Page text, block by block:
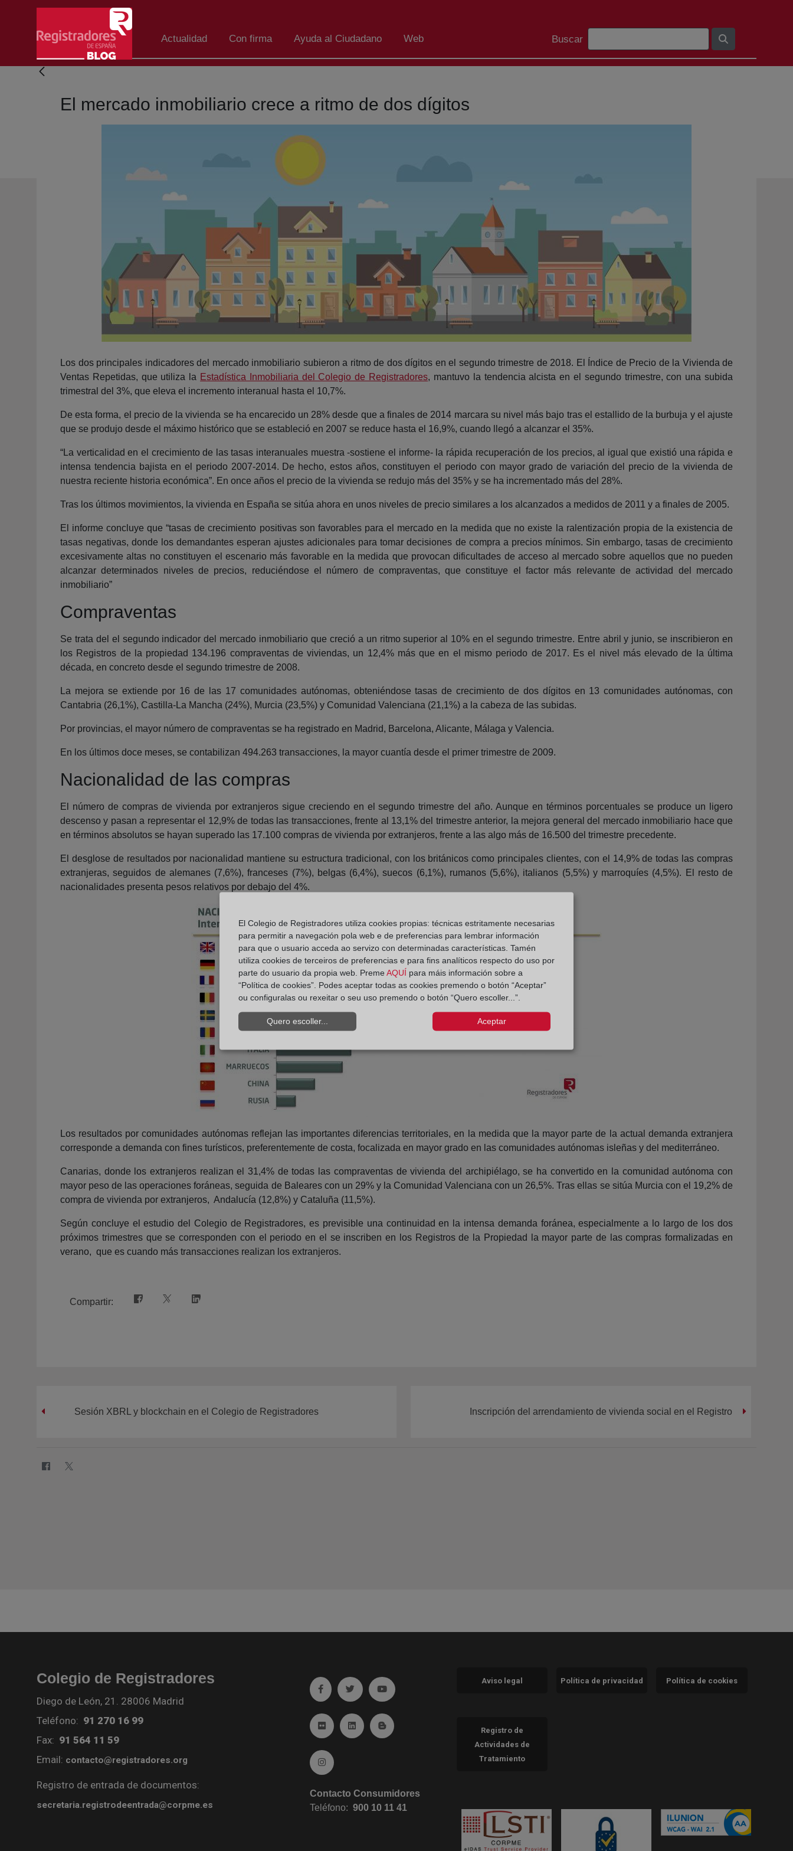
Skip to Main Content
Actualidad Con firma Ayuda al Ciudadano Web
Barra de busca
Buscar
El mercado inmobiliario crece a ritmo de dos dígitos
Los dos principales indicadores del mercado inmobiliario subieron a ritmo de dos dígitos en el segundo trimestre de 2018. El Índice de Precio de la Vivienda de
Ventas Repetidas, que utiliza la Estadística Inmobiliaria del Colegio de Registradores, mantuvo la tendencia alcista en el segundo trimestre, con una subida
trimestral del 3%, que eleva el incremento interanual hasta el 10,7%.
De esta forma, el precio de la vivienda se ha encarecido un 28% desde que a finales de 2014 marcara su nivel más bajo tras el estallido de la burbuja y el ajuste
que se produjo desde el máximo histórico que se estableció en 2007 se reduce hasta el 16,9%, cuando llegó a alcanzar el 35%.
“La verticalidad en el crecimiento de las tasas interanuales muestra -sostiene el informe- la rápida recuperación de los precios, al igual que existió una rápida e
intensa tendencia bajista en el periodo 2007-2014. De hecho, estos años, constituyen el periodo con mayor grado de variación del precio de la vivienda de
nuestra reciente historia económica”. En once años el precio de la vivienda se redujo más del 35% y se ha incrementado más del 28%.
Tras los últimos movimientos, la vivienda en España se sitúa ahora en unos niveles de precio similares a los alcanzados a medidos de 2011 y a finales de 2005.
El informe concluye que “tasas de crecimiento positivas son favorables para el mercado en la medida que no existe la ralentización propia de la existencia de
tasas negativas, donde los demandantes esperan ajustes adicionales para tomar decisiones de compra a precios mínimos. Sin embargo, tasas de crecimiento
excesivamente altas no constituyen el escenario más favorable en la medida que provocan dificultades de acceso al mercado sobre aquellos que no pueden
alcanzar determinados niveles de precios, reduciéndose el número de compraventas, que constituye el factor más relevante de actividad del mercado
inmobiliario”
Compraventas
Se trata del el segundo indicador del mercado inmobiliario que creció a un ritmo superior al 10% en el segundo trimestre. Entre abril y junio, se inscribieron en
los Registros de la propiedad 134.196 compraventas de viviendas, un 12,4% más que en el mismo periodo de 2017. Es el nivel más elevado de la última
década, en concreto desde el segundo trimestre de 2008.
La mejora se extiende por 16 de las 17 comunidades autónomas, obteniéndose tasas de crecimiento de dos dígitos en 13 comunidades autónomas, con
Cantabria (26,1%), Castilla-La Mancha (24%), Murcia (23,5%) y Comunidad Valenciana (21,1%) a la cabeza de las subidas.
Por provincias, el mayor número de compraventas se ha registrado en Madrid, Barcelona, Alicante, Málaga y Valencia.
En los últimos doce meses, se contabilizan 494.263 transacciones, la mayor cuantía desde el primer trimestre de 2009.
Nacionalidad de las compras
El número de compras de vivienda por extranjeros sigue creciendo en el segundo trimestre del año. Aunque en términos porcentuales se produce un ligero
descenso y pasan a representar el 12,9% de todas las transacciones, frente al 13,1% del trimestre anterior, la mejora general del mercado inmobiliario hace que
en términos absolutos se hayan superado las 17.100 compras de vivienda por extranjeros, frente a las algo más de 16.500 del trimestre precedente.
El desglose de resultados por nacionalidad mantiene su estructura tradicional, con los británicos como principales clientes, con el 14,9% de todas las compras
extranjeras, seguidos de alemanes (7,6%), franceses (7%), belgas (6,4%), suecos (6,1%), rumanos (5,6%), italianos (5,5%) y marroquíes (4,5%). El resto de
nacionalidades presenta pesos relativos por debajo del 4%.
Los resultados por comunidades autónomas reflejan las importantes diferencias territoriales, en la medida que la mayor parte de la actual demanda extranjera
corresponde a demanda con fines turísticos, preferentemente de costa, focalizada en mayor grado en las comunidades autónomas isleñas y del mediterráneo.
Canarias, donde los extranjeros realizan el 31,4% de todas las compraventas de vivienda del archipiélago, se ha convertido en la comunidad autónoma con
mayor peso de las operaciones foráneas, seguida de Baleares con un 29% y la Comunidad Valenciana con un 26,5%. Tras ellas se sitúa Murcia con el 19,2% de
compra de vivienda por extranjeros, Andalucía (12,8%) y Cataluña (11,5%).
Según concluye el estudio del Colegio de Registradores, es previsible una continuidad en la intensa demanda foránea, especialmente a lo largo de los dos
próximos trimestres que se corresponden con el periodo en el se inscriben en los Registros de la Propiedad la mayor parte de las compras formalizadas en
verano, que es cuando más transacciones realizan los extranjeros.
Compartir:
Sesión XBRL y blockchain en el Colegio de Registradores Inscripción del arrendamiento de vivienda social en el Registro
Colegio de Registradores
Diego de León, 21. 28006 Madrid
Teléfono: 91 270 16 99
Fax: 91 564 11 59
Email: contacto@registradores.org
Registro de entrada de documentos:
secretaria.registrodeentrada@corpme.es
Ir a facebook (abre en ventana nueva)
Ir a twitter (abre en ventana nueva)
Ir a YouTube (abre en ventana nueva)
Ir a Flickr (abre en ventana nueva)
Ir a Linkedin (abre en ventana nueva)
Ir al Blog (abre en ventana nueva)
Ir a Instagram (abre en ventana nueva)
Contacto Consumidores
Teléfono:900 10 11 41
Aviso legal Política de privacidad Política de cookies
Registro de
Actividades de
Tratamiento
El Colegio de Registradores utiliza cookies propias: técnicas estritamente necesarias
para permitir a navegación pola web e de preferencias para lembrar información
para que o usuario acceda ao servizo con determinadas características. Tamén
utiliza cookies de terceiros de preferencias e para fins analíticos respecto do uso por
parte do usuario da propia web. Preme AQUÍ para máis información sobre a
“Política de cookies”. Podes aceptar todas as cookies premendo o botón “Aceptar”
ou configuralas ou rexeitar o seu uso premendo o botón “Quero escoller...”.
Quero escoller... Aceptar